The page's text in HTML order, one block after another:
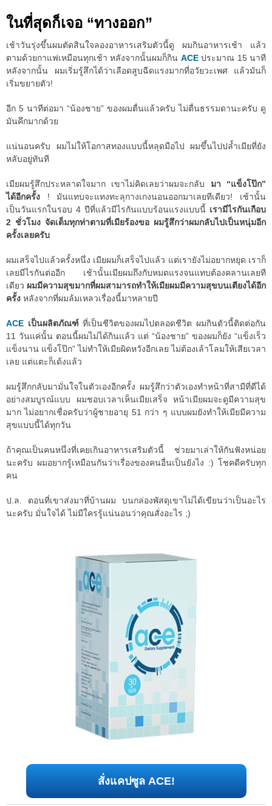
ในที่สุดก็เจอ “ทางออก”
เช้าวันรุ่งขึ้นผมตัดสินใจลองอาหารเสริมตัวนี้ดู ผมกินอาหารเช้า แล้ว
ตามด้วยกาแฟเหมือนทุกเช้า หลังจากนั้นผมก็กิน ACEประมาณ 15 นาที
หลังจากนั้น ผมเริ่มรู้สึกได้ว่าเลือดสูบฉีดแรงมากที่อวัยวะเพศ แล้วมันก็
เริ่มขยายตัว!
อีก 5 นาทีต่อมา “น้องชาย” ของผมตื่นแล้วครับ ไม่ตื่นธรรมดานะครับ ดู
มันคึกมากด้วย
แน่นอนครับ ผมไม่ให้โอกาสทองแบบนี้หลุดมือไป ผมขึ้นไปปล้ำเมียที่ยัง
หลับอยู่ทันที
เมียผมรู้สึกประหลาดใจมาก เขาไม่คิดเลยว่าผมจะกลับ มา “แข็งโป๊ก”
ได้อีกครั้ง ! มันแทบจะแทงทะลุกางเกงนอนออกมาเลยทีเดียว! เช้านั้น
เป็นวันแรกในรอบ 4 ปีที่แล้วมีไรกันแบบร้อนแรงแบบนี้ เรามีไรกันเกือบ
2 ชั่วโมง จัดเต็มทุกท่าตามที่เมียร้องขอ ผมรู้สึกว่าผมกลับไปเป็นหนุ่มอีก
ครั้งเลยครับ
ผมเสร็จไปแล้วครั้งหนึ่ง เมียผมก็เสร็จไปแล้ว แต่เรายังไม่อยากหยุด เราก็
เลยมีไรกันต่ออีก เช้านั้นเมียผมถึงกับหมดแรงจนแทบต้องคลานเลยที
เดียว ผมมีความสุขมากที่ผมสามารถทำให้เมียผมมีความสุขบนเตียงได้อีก
ครั้ง หลังจากที่ผมล้มเหลวเรื่องนี้มาหลายปี
ACE เป็นผลิตภัณฑ์ที่เป็นชีวิตของผมไปตลอดชีวิต ผมกินตัวนี้ติดต่อกัน
11 วันแค่นั้น ตอนนี้ผมไม่ได้กินแล้ว แต่ “น้องชาย” ของผมก็ยัง “แข็งเร็ว
แข็งนาน แข็งโป๊ก” ไม่ทำให้เมียผิดหวังอีกเลย ไม่ต้องเล้าโลมให้เสียเวลา
เลย แต่แตะก็เด้งแล้ว
ผมรู้สึกกลับมามั่นใจในตัวเองอีกครั้ง ผมรู้สึกว่าตัวเองทำหน้าที่สามีที่ดีได้
อย่างสมบูรณ์แบบ ผมชอบเวลาเห็นเมียเสร็จ หน้าเมียผมจะดูมีความสุข
มาก ไม่อยากเชื่อครับว่าผู้ชายอายุ 51 กว่า ๆ แบบผมยังทำให้เมียมีความ
สุขแบบนี้ได้ทุกวัน
ถ้าคุณเป็นคนหนึ่งที่เคยเกินอาหารเสริมตัวนี้ ช่วยมาเล่าให้กันฟังหน่อย
นะครับ ผมอยากรู้เหมือนกันว่าเรื่องของคนอื่นเป็นยังไง :) โชคดีครับทุก
คน
ป.ล. ตอนที่เขาส่งมาที่บ้านผม บนกล่องพัสดุเขาไม่ได้เขียนว่าเป็นอะไร
นะครับ มั่นใจได้ ไม่มีใครรู้แน่นอนว่าคุณสั่งอะไร ;)
สั่งแคปซูล ACE!